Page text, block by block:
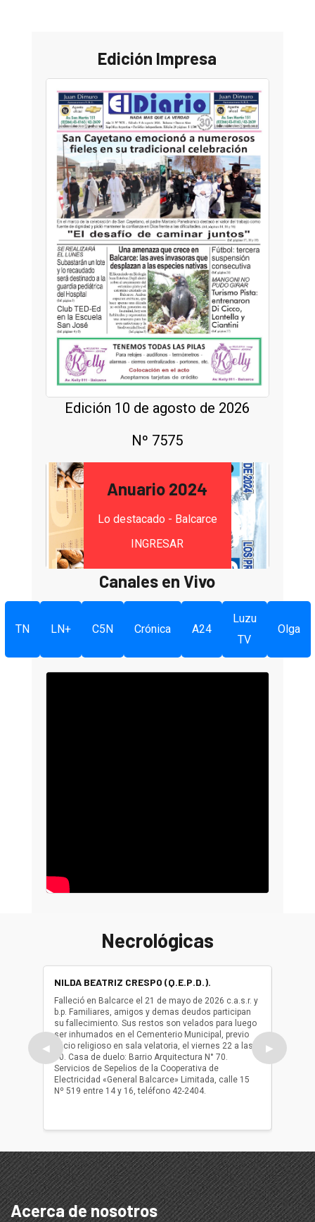
Edición Impresa
Edición 10 de agosto de 2026
Nº 7575
Anuario 2024
Lo destacado - Balcarce
INGRESAR
Canales en Vivo
TN LN+ C5N Crónica A24
Luzu
TV
Olga
Necrológicas
◀
NILDA BEATRIZ CRESPO (Q.E.P.D.).
Falleció en Balcarce el 21 de mayo de 2026 c.a.s.r. y
b.p. Familiares, amigos y demas deudos participan
su fallecimiento. Sus restos son velados para luego
ser inhumados en el Cementerio Municipal, previo
oficio religioso en sala velatoria, el viernes 22 a las
10. Casa de duelo: Barrio Arquitectura N° 70.
Servicios de Sepelios de la Cooperativa de
Electricidad «General Balcarce» Limitada, calle 15
Nº 519 entre 14 y 16, teléfono 42-2404.
ser
oficio
▶
Acerca de nosotros